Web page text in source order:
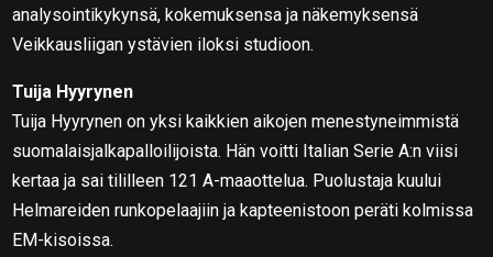
analysointikykynsä, kokemuksensa ja näkemyksensä
Veikkausliigan ystävien iloksi studioon.
Tuija Hyyrynen
Tuija Hyyrynen on yksi kaikkien aikojen menestyneimmistä
suomalaisjalkapalloilijoista. Hän voitti Italian Serie A:n viisi
kertaa ja sai tililleen 121 A-maaottelua. Puolustaja kuului
Helmareiden runkopelaajiin ja kapteenistoon peräti kolmissa
EM-kisoissa.